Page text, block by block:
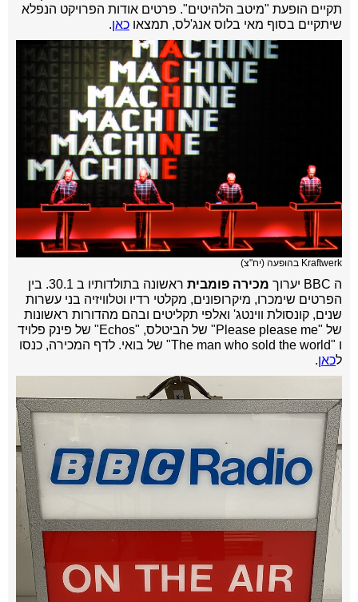
תקיים הופעת "מיטב הלהיטים". פרטים אודות הפרויקט הנפלא
שיתקיים בסוף מאי בלוס אנג'לס, תמצאו כאן.
Kraftwerk בהופעה (יח"צ)
ה BBC יערוך מכירה פומבית
ראשונה בתולדותיו ב 30.1. בין
הפרטים שימכרו, מיקרופונים, מקלטי רדיו וטלוויזיה בני עשרות
שנים, קונסולת ווינטג' ואלפי תקליטים ובהם מהדורות ראשונות
של "Please please me" של הביטלס, "Echos" של פינק פלויד
ו "The man who sold the world" של בואי. לדף המכירה, כנסו
לכאן.